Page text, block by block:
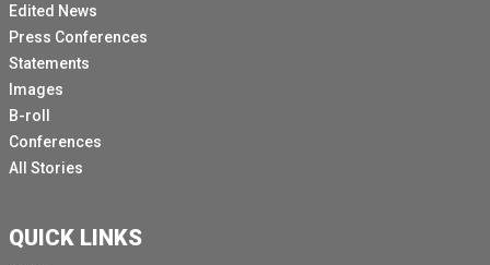
Edited News
Press Conferences
Statements
Images
B-roll
Conferences
All Stories
QUICK LINKS